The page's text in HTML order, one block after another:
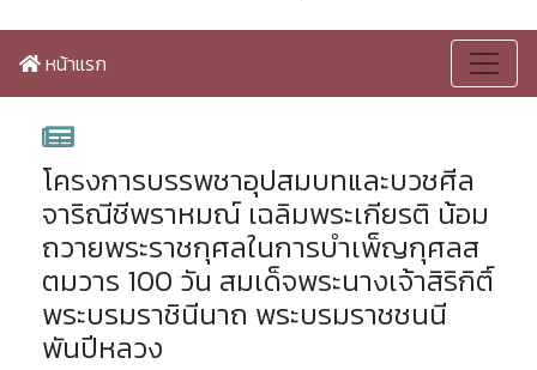
หน้าแรก
โครงการบรรพชาอุปสมบทและบวชศีล
จาริณีชีพราหมณ์ เฉลิมพระเกียรติ น้อม
ถวายพระราชกุศลในการบำเพ็ญกุศลส
ตมวาร 100 วัน สมเด็จพระนางเจ้าสิริกิติ์
พระบรมราชินีนาถ พระบรมราชชนนี
พันปีหลวง